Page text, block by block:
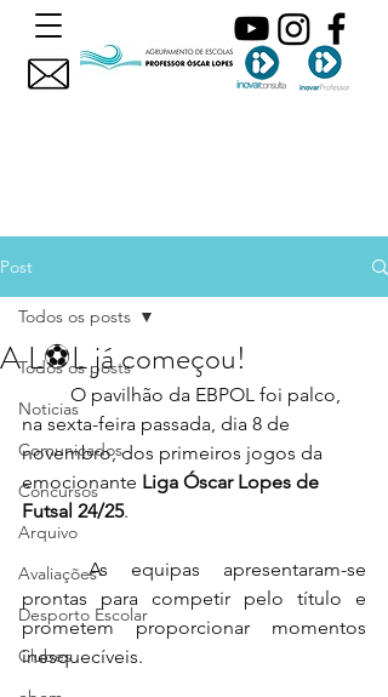
Post
Todos os posts
Noticias
Comunicados
Concursos
Arquivo
Avaliações
Desporto Escolar
Clubes
Todos os posts
A L⚽L já começou!
na sexta-feira passada, dia 8 de
novembro, dos primeiros jogos da
emocionante Liga Óscar Lopes de
Futsal 24/25.
	As equipas apresentaram-se
prontas para competir pelo título e
prometem proporcionar momentos
inesquecíveis.